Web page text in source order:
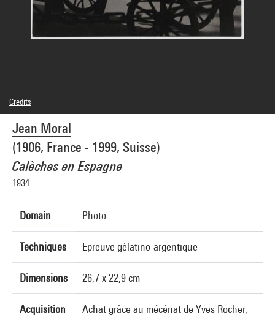
Jean Moral
(1906, France - 1999, Suisse)
Calèches en Espagne
1934
Domain Photo
Techniques Epreuve gélatino-argentique
Dimensions 26,7 x 22,9 cm
Acquisition
Achat grâce au mécénat de Yves Rocher,
Credits
© Jean Moral, Brigitte Moral, SAIF
Photo credits : Centre Pompidou, MNAM-CCI/Samuel Kalika/Dist. GrandPalaisRmn
Image reference : 4N77376
Image presentation :GrandPalaisRmnPhoto